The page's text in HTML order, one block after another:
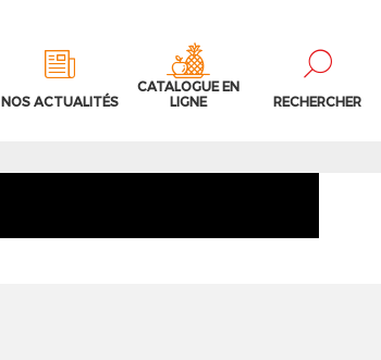
NOS ACTUALITÉS
CATALOGUE EN
LIGNE
RECHERCHER